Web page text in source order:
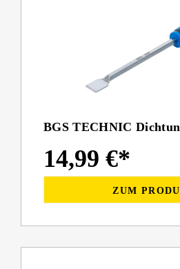
BGS TECHNIC
14,99 €*
ZUM